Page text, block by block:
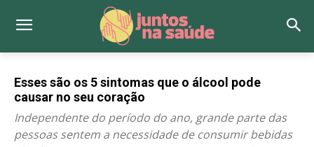
Esses são os 5 sintomas que o álcool pode
causar no seu coração
Independente do período do ano, grande parte das
pessoas sentem a necessidade de consumir bebidas